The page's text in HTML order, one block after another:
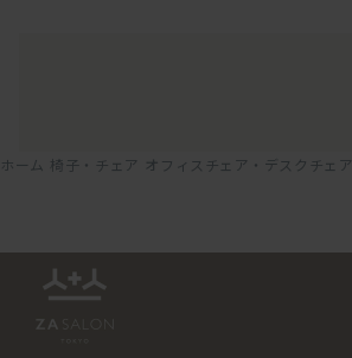
ホーム 椅子・チェア オフィスチェア・デスクチェア